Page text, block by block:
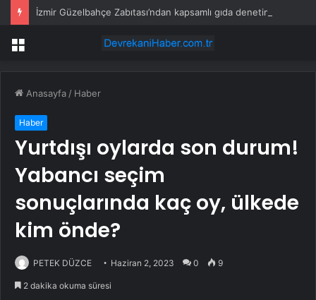
İzmir Güzelbahçe Zabıtası’ndan kapsamlı gıda denetimi
Menü
Anasayfa / Haber
Haber
Yurtdışı oylarda son durum!
Yabancı seçim
sonuçlarında kaç oy, ülkede
kim önde?
PETEK DÜZCE Haziran 2, 2023 0 9
2 dakika okuma süresi